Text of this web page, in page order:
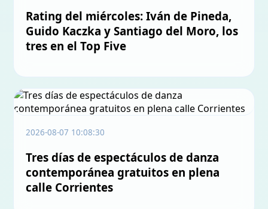
Rating del miércoles: Iván de Pineda,
Guido Kaczka y Santiago del Moro, los
tres en el Top Five
2026-08-07 10:08:30
Tres días de espectáculos de danza
contemporánea gratuitos en plena
calle Corrientes